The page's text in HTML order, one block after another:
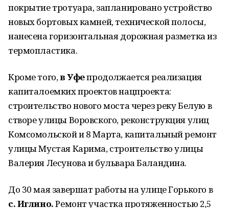
покрытие тротуара, запланировано устройство
новых бортовых камней, технической полосы,
нанесена горизонтальная дорожная разметка из
термопластика.
Кроме того,в Уфепродолжается реализация
капиталоемких проектов нацпроекта:
строительство нового моста через реку Белую в
створе улицы Воровского, реконструкция улиц
Комсомольской и 8 Марта, капитальный ремонт
улицы Мустая Карима, строительство улицы
Валерия Лесунова и бульвара Баландина.
До 30 мая завершат работы на улице Горького в
с. Иглино.Ремонт участка протяженностью 2,5